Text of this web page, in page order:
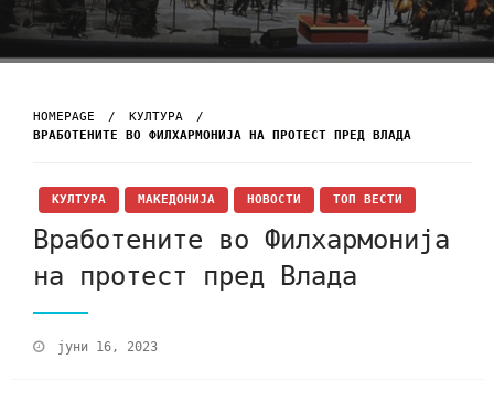
HOMEPAGE
КУЛТУРА
ВРАБОТЕНИТЕ ВО ФИЛХАРМОНИЈА НА ПРОТЕСТ ПРЕД ВЛАДА
КУЛТУРА МАКЕДОНИЈА НОВОСТИ ТОП ВЕСТИ
Вработените во Филхармонија
на протест пред Влада
јуни 16, 2023